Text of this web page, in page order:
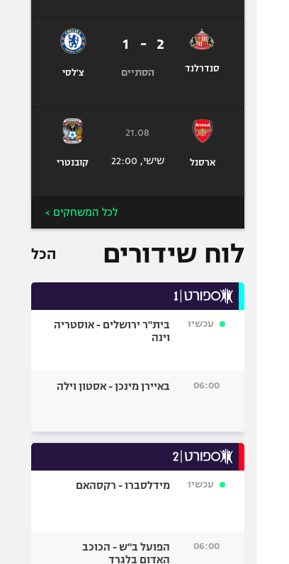
סנדרלנד
2
-
1
הסתיים צ'לסי
ארסנל
21.08
שישי, 22:00 קובנטרי
לכל המשחקים >
לוח שידורים הכל
עכשיו
בית"ר ירושלים - אוסטריה
וינה
06:00 באיירן מינכן - אסטון וילה
עכשיו מידלסברו - רקסהאם
06:00
הפועל ב"ש - הכוכב
האדום בלגרד